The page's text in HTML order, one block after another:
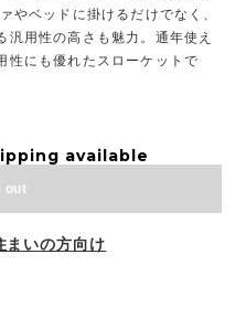
やベッドに掛けるだけでなく、
用性の高さも魅力。通年使え
性にも優れたスローケットで
available
out
まいの方向け